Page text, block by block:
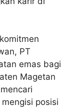
PT
emas bagi
Magetan
posisi